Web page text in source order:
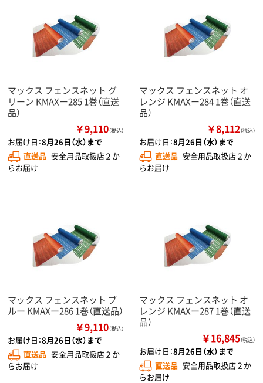
マックス フェンスネット グ
リーン KMAXー285 1巻（直送
品）
￥9,110（税込）
お届け日：8月26日（水）まで
直送品 安全用品取扱店２か
らお届け
マックス フェンスネット オ
レンジ KMAXー284 1巻（直送
品）
￥8,112（税込）
お届け日：8月26日（水）まで
直送品 安全用品取扱店２か
らお届け
マックス フェンスネット ブ
ルー KMAXー286 1巻（直送品）
￥9,110（税込）
お届け日：8月26日（水）まで
直送品 安全用品取扱店２か
らお届け
マックス フェンスネット オ
レンジ KMAXー287 1巻（直送
品）
￥16,845（税込）
お届け日：8月26日（水）まで
直送品 安全用品取扱店２か
らお届け